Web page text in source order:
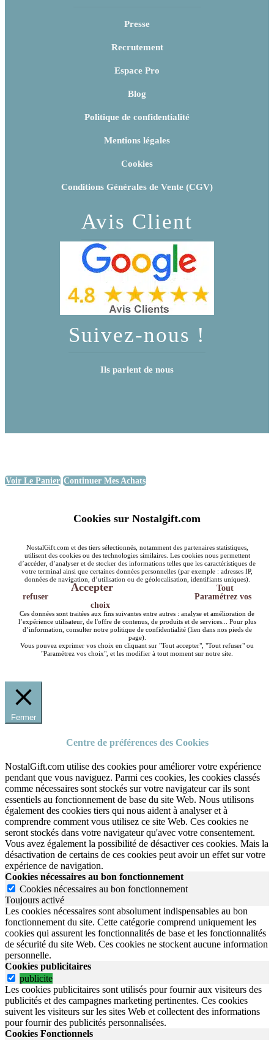
Presse
Recrutement
Espace Pro
Blog
Politique de confidentialité
Mentions légales
Cookies
Conditions Générales de Vente (CGV)
Avis Client
Suivez-nous !
Ils parlent de nous
Voir Le Panier Continuer Mes Achats
Cookies sur Nostalgift.com
NostalGift.com et des tiers sélectionnés, notamment des partenaires statistiques,
utilisent des cookies ou des technologies similaires. Les cookies nous permettent
d’accéder, d’analyser et de stocker des informations telles que les caractéristiques de
votre terminal ainsi que certaines données personnelles (par exemple : adresses IP,
données de navigation, d’utilisation ou de géolocalisation, identifiants uniques).
Accepter
Tout
refuser
Paramétrez vos
choix
Ces données sont traitées aux fins suivantes entre autres : analyse et amélioration de
l’expérience utilisateur, de l'offre de contenus, de produits et de services... Pour plus
d’information, consulter notre politique de confidentialité (lien dans nos pieds de
page).
Vous pouvez exprimer vos choix en cliquant sur "Tout accepter", "Tout refuser" ou
"Paramétrez vos choix", et les modifier à tout moment sur notre site.
Fermer
Centre de préférences des Cookies
NostalGift.com utilise des cookies pour améliorer votre expérience
pendant que vous naviguez. Parmi ces cookies, les cookies classés
comme nécessaires sont stockés sur votre navigateur car ils sont
essentiels au fonctionnement de base du site Web. Nous utilisons
également des cookies tiers qui nous aident à analyser et à
comprendre comment vous utilisez ce site Web. Ces cookies ne
seront stockés dans votre navigateur qu'avec votre consentement.
Vous avez également la possibilité de désactiver ces cookies. Mais la
désactivation de certains de ces cookies peut avoir un effet sur votre
expérience de navigation.
Cookies nécessaires au bon fonctionnement
Cookies nécessaires au bon fonctionnement
Toujours activé
Les cookies nécessaires sont absolument indispensables au bon
fonctionnement du site. Cette catégorie comprend uniquement les
cookies qui assurent les fonctionnalités de base et les fonctionnalités
de sécurité du site Web. Ces cookies ne stockent aucune information
personnelle.
Cookies publicitaires
publicite
Les cookies publicitaires sont utilisés pour fournir aux visiteurs des
publicités et des campagnes marketing pertinentes. Ces cookies
suivent les visiteurs sur les sites Web et collectent des informations
pour fournir des publicités personnalisées.
Cookies Fonctionnels